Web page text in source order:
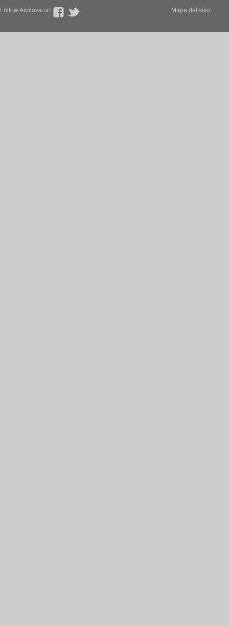
Follow Amilova on Mapa del sitio